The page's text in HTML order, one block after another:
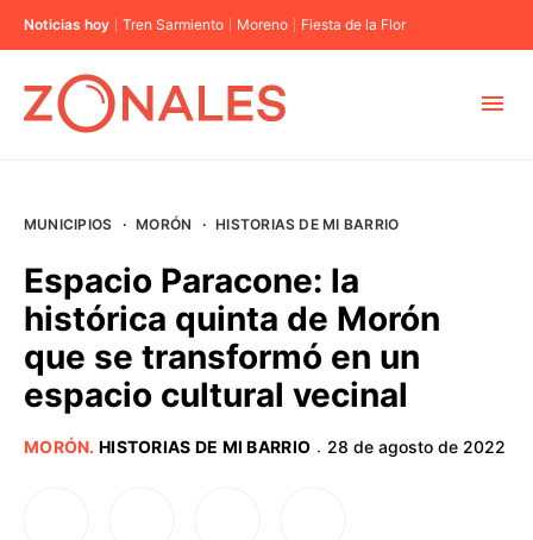
Noticias hoy Tren Sarmiento Moreno Fiesta de la Flor
BUENOS AIRES
PROVINCIAS
MUNICIPIOS · MORÓN · HISTORIAS DE MI BARRIO
Espacio Paracone: la
histórica quinta de Morón
que se transformó en un
espacio cultural vecinal
MORÓN. HISTORIAS DE MI BARRIO · 28 de agosto de 2022